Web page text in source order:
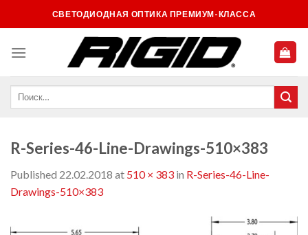
to
СВЕТОДИОДНАЯ ОПТИКА ПРЕМИУМ-КЛАССА
R-Series-46-Line-Drawings-510×383
Published 22.02.2018 at 510 × 383 in R-Series-46-Line-
Drawings-510×383